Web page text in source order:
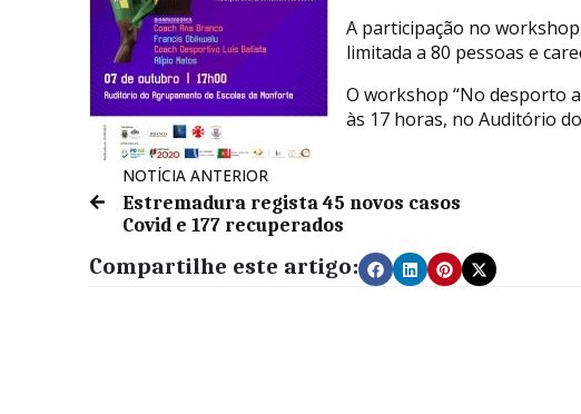
A participação no
limitada a 80 pessoas e
O workshop “No desporto
às 17 horas, no Auditório
NOTÍCIA ANTERIOR
Estremadura regista 45 novos casos
Covid e 177 recuperados
Compartilhe este artigo: